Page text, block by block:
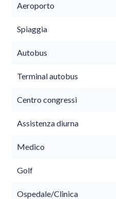
Aeroporto
Spiaggia
Autobus
Terminal autobus
Centro congressi
Assistenza diurna
Medico
Golf
Ospedale/Clinica